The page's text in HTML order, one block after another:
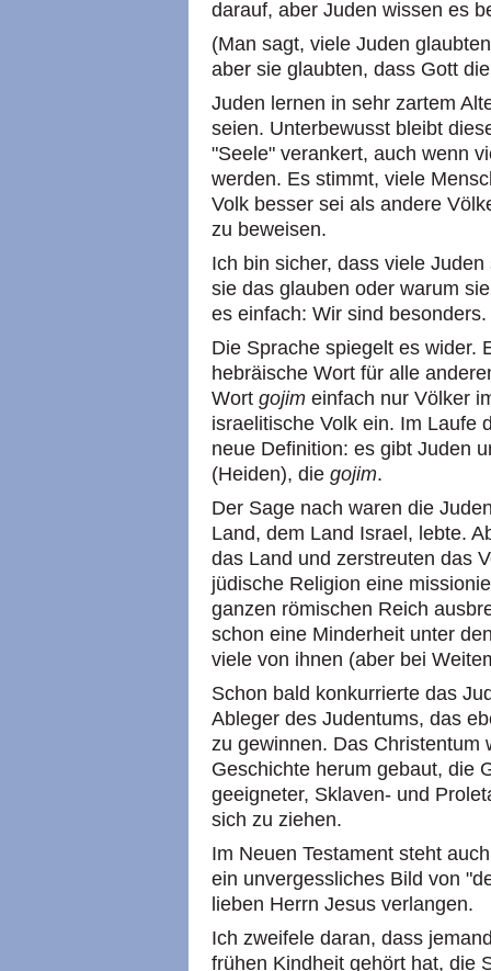
darauf, aber Juden wissen es
(Man sagt, viele Juden
aber sie glaubten, dass Gott
Juden lernen in sehr zartem
seien. Unterbewusst bleibt
"Seele" verankert, auch wenn
werden. Es stimmt, viele
Volk besser sei als andere
zu beweisen.
Ich bin sicher, dass viele
sie das glauben oder warum
es einfach: Wir sind besonders.
Die Sprache spiegelt es wider.
hebräische Wort für alle
Wort gojim einfach nur Völker
israelitische Volk ein. Im Laufe
neue Definition: es gibt Juden
(Heiden), die gojim.
Der Sage nach waren die
Land, dem Land Israel, lebte.
das Land und zerstreuten das
jüdische Religion eine
ganzen römischen Reich
schon eine Minderheit unter
viele von ihnen (aber bei
Schon bald konkurrierte das
Ableger des Judentums, das
zu gewinnen. Das Christentum
Geschichte herum gebaut, die
geeigneter, Sklaven- und
sich zu ziehen.
Im Neuen Testament steht
ein unvergessliches Bild von
lieben Herrn Jesus verlangen.
Ich zweifele daran, dass
frühen Kindheit gehört hat, die